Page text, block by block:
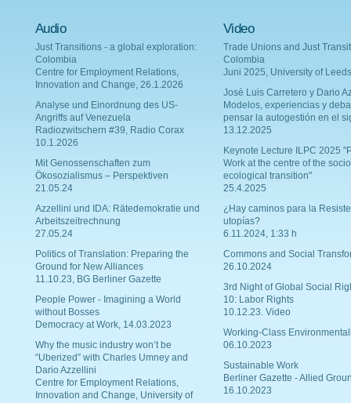
Audio
Just Transitions - a global exploration:
Colombia
Centre for Employment Relations,
Innovation and Change, 26.1.2026
Analyse und Einordnung des US-
Angriffs auf Venezuela
Radiozwitschern #39, Radio Corax
10.1.2026
Mit Genossenschaften zum
Ökosozialismus – Perspektiven
21.05.24
Azzellini und IDA: Rätedemokratie und
Arbeitszeitrechnung
27.05.24
Politics of Translation: Preparing the
Ground for New Alliances
11.10.23, BG Berliner Gazette
People Power - Imagining a World
without Bosses
Democracy at Work, 14.03.2023
Why the music industry won’t be
“Uberized” with Charles Umney and
Dario Azzellini
Centre for Employment Relations,
Innovation and Change, University of
Video
Trade Unions and Just
Colombia
Juni 2025, University of Leeds
Josè Luis Carretero y Dario
Modelos, experiencias y
pensar la autogestión en el
13.12.2025
Keynote Lecture ILPC 2025
Work at the centre of the
ecological transition"
25.4.2025
¿Hay caminos para la
utopías?
6.11.2024, 1:33 h
Commons and Social
26.10.2024
3rd Night of Global Social
10: Labor Rights
10.12.23. Video
Working-Class
06.10.2023
Sustainable Work
Berliner Gazette - Allied
16.10.2023